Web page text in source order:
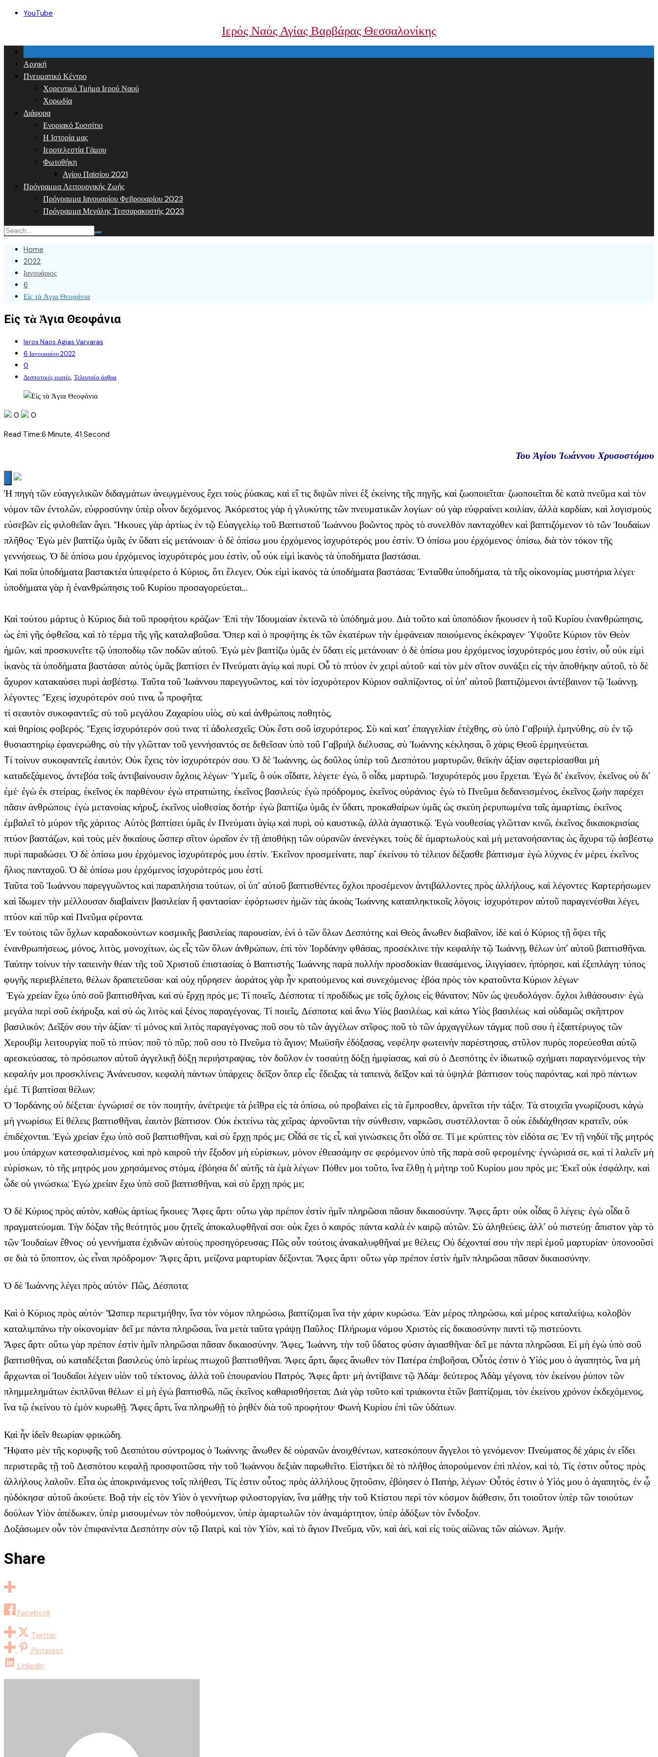
Skip
YouTube
Ιερός Ναός Αγίας Βαρβάρας Θεσσαλονίκης
Αρχική
Πνευματικό Κέντρο
Χορευτικό Τμήμα Ιερού Ναού
Χορωδία
Διάφορα
Ενοριακό Συσσίτιο
Η Ιστορία μας
Ιεροτελεστία Γάμου
Φωτοθήκη
Αγίου Παϊσίου 2021
Πρόγραμμα Λειτουργικής Ζωής
Πρόγραμμα Ιανουαρίου Φεβρουαρίου 2023
Πρόγραμμα Μεγάλης Τεσσαρακοστής 2023
Home
2022
Ιανουάριος
6
Εἰς τὰ Ἁγια Θεοφάνια
Εἰς τὰ Ἁγια Θεοφάνια
Ieros Naos Agias Varvaras
6 Ιανουαρίου 2022
0
Δεσποτικές εορτές, Τελευταία άρθρα
0
0
Read Time:6 Minute, 41 Second
Του Ἁγίου Ἰωάννου Χρυσοστόμου
Ἡ πηγὴ τῶν εὐαγγελικῶν διδαγμάτων ἀνεῳγμένους ἔχει τοὺς ῥύακας, καὶ εἴ τις διψῶν πίνει ἐξ ἐκείνης τῆς πηγῆς, καὶ ζωοποιεῖται· ζωοποιεῖται δὲ κατὰ πνεῦμα καὶ τὸν
νόμον τῶν ἐντολῶν, εὐφροσύνην ὑπὲρ οἶνον δεχόμενος. Ἀκόρεστος γὰρ ἡ γλυκύτης τῶν πνευματικῶν λογίων· οὐ γὰρ εὐφραίνει κοιλίαν, ἀλλὰ καρδίαν, καὶ λογισμοὺς
εὐσεβῶν εἰς φιλοθεΐαν ἄγει. Ἤκουες γὰρ ἀρτίως ἐν τῷ Εὐαγγελίῳ τοῦ Βαπτιστοῦ Ἰωάννου βοῶντος πρὸς τὸ συνελθὸν πανταχόθεν καὶ βαπτιζόμενον τὸ τῶν Ἰουδαίων
πλῆθος· Ἐγὼ μὲν βαπτίζω ὑμᾶς ἐν ὕδατι εἰς μετάνοιαν· ὁ δὲ ὀπίσω μου ἐρχόμενος ἰσχυρότερός μου ἐστίν. Ὁ ὀπίσω μου ἐρχόμενος· ὀπίσω, διὰ τὸν τόκον τῆς
γεννήσεως. Ὁ δὲ ὀπίσω μου ἐρχόμενος ἰσχυρότερός μου ἐστὶν, οὗ οὐκ εἰμὶ ἱκανὸς τὰ ὑποδήματα βαστάσαι.
Καὶ ποῖα ὑποδήματα βαστακτέα ὑπεφέρετο ὁ Κύριος, ὅτι ἔλεγεν, Οὐκ εἰμὶ ἱκανὸς τὰ ὑποδήματα βαστάσαι; Ἐνταῦθα ὑποδήματα, τὰ τῆς οἰκονομίας μυστήρια λέγει·
ὑποδήματα γὰρ ἡ ἐνανθρώπησις τοῦ Κυρίου προσαγορεύεται…
Καὶ τούτου μάρτυς ὁ Κύριος διὰ τοῦ προφήτου κράζων· Ἐπὶ τὴν Ἰδουμαίαν ἐκτενῶ τὸ ὑπόδημά μου. Διὰ τοῦτο καὶ ὑποπόδιον ἤκουσεν ἡ τοῦ Κυρίου ἐνανθρώπησις,
ὡς ἐπὶ γῆς ὀφθεῖσα, καὶ τὸ τέρμα τῆς γῆς καταλαβοῦσα. Ὅπερ καὶ ὁ προφήτης ἐκ τῶν ἑκατέρων τὴν ἐμφάνειαν ποιούμενος ἐκέκραγεν· Ὑψοῦτε Κύριον τὸν Θεὸν
ἡμῶν, καὶ προσκυνεῖτε τῷ ὑποποδίῳ τῶν ποδῶν αὐτοῦ. Ἐγὼ μὲν βαπτίζω ὑμᾶς ἐν ὕδατι εἰς μετάνοιαν· ὁ δὲ ὀπίσω μου ἐρχόμενος ἰσχυρότερός μου ἐστὶν, οὗ οὐκ εἰμὶ
ἱκανὸς τὰ ὑποδήματα βαστάσαι· αὐτὸς ὑμᾶς βαπτίσει ἐν Πνεύματι ἁγίῳ καὶ πυρί. Οὗ τὸ πτύον ἐν χειρὶ αὐτοῦ· καὶ τὸν μὲν σῖτον συνάξει εἰς τὴν ἀποθήκην αὐτοῦ, τὸ δὲ
ἄχυρον κατακαύσει πυρὶ ἀσβέστῳ. Ταῦτα τοῦ Ἰωάννου παρεγγυῶντος, καὶ τὸν ἰσχυρότερον Κύριον σαλπίζοντος, οἱ ὑπ’ αὐτοῦ βαπτιζόμενοι ἀντέβαινον τῷ Ἰωάννῃ,
λέγοντες· Ἔχεις ἰσχυρότερόν σού τινα, ὦ προφῆτα;
τί σεαυτὸν συκοφαντεῖς; σὺ τοῦ μεγάλου Ζαχαρίου υἱὸς, σὺ καὶ ἀνθρώποις ποθητὸς,
καὶ θηρίοις φοβερός. Ἔχεις ἰσχυρότερόν σού τινα; τί ἀδολεσχεῖς; Οὐκ ἔστι σοῦ ἰσχυρότερος. Σὺ καὶ κατ’ ἐπαγγελίαν ἐτέχθης, σὺ ὑπὸ Γαβριὴλ ἐμηνύθης, σὺ ἐν τῷ
θυσιαστηρίῳ ἐφανερώθης, σὺ τὴν γλῶτταν τοῦ γεννήσαντός σε δεθεῖσαν ὑπὸ τοῦ Γαβριὴλ διέλυσας, σὺ Ἰωάννης κέκλησαι, ὃ χάρις Θεοῦ ἑρμηνεύεται.
Tί τοίνυν συκοφαντεῖς ἑαυτόν; Οὐκ ἔχεις τὸν ἰσχυρότερόν σου. Ὁ δὲ Ἰωάννης, ὡς δοῦλος ὑπὲρ τοῦ Δεσπότου μαρτυρῶν, θεϊκὴν ἀξίαν σφετερίσασθαι μὴ
καταδεξάμενος, ἀντεβόα τοῖς ἀντιβαίνουσιν ὄχλοις λέγων· Ὑμεῖς, ὃ οὐκ οἴδατε, λέγετε· ἐγὼ, ὃ οἶδα, μαρτυρῶ. Ἰσχυρότερός μου ἔρχεται. Ἐγὼ δι’ ἐκεῖνον, ἐκεῖνος οὐ δι’
ἐμέ· ἐγὼ ἐκ στείρας, ἐκεῖνος ἐκ παρθένου· ἐγὼ στρατιώτης, ἐκεῖνος βασιλεύς· ἐγὼ πρόδρομος, ἐκεῖνος οὐράνιος· ἐγὼ τὸ Πνεῦμα δεδανεισμένος, ἐκεῖνος ζωὴν παρέχει
πᾶσιν ἀνθρώποις· ἐγὼ μετανοίας κήρυξ, ἐκεῖνος υἱοθεσίας δοτήρ· ἐγὼ βαπτίζω ὑμᾶς ἐν ὕδατι, προκαθαίρων ὑμᾶς ὡς σκεύη ῥερυπωμένα ταῖς ἁμαρτίαις, ἐκεῖνος
ἐμβαλεῖ τὸ μύρον τῆς χάριτος· Αὐτὸς βαπτίσει ὑμᾶς ἐν Πνεύματι ἁγίῳ καὶ πυρὶ, οὐ καυστικῷ, ἀλλὰ ἁγιαστικῷ. Ἐγὼ νουθεσίας γλῶτταν κινῶ, ἐκεῖνος δικαιοκρισίας
πτύον βαστάζων, καὶ τοὺς μὲν δικαίους ὥσπερ σῖτον ὡραῖον ἐν τῇ ἀποθήκῃ τῶν οὐρανῶν ἀνενέγκει, τοὺς δὲ ἁμαρτωλοὺς καὶ μὴ μετανοήσαντας ὡς ἄχυρα τῷ ἀσβέστῳ
πυρὶ παραδώσει. Ὁ δὲ ὀπίσω μου ἐρχόμενος ἰσχυρότερός μου ἐστίν. Ἐκεῖνον προσμείνατε, παρ’ ἐκείνου τὸ τέλειον δέξασθε βάπτισμα· ἐγὼ λύχνος ἐν μέρει, ἐκεῖνος
ἥλιος πανταχοῦ. Ὁ δὲ ὀπίσω μου ἐρχόμενος ἰσχυρότερός μου ἐστί.
Ταῦτα τοῦ Ἰωάννου παρεγγυῶντος καὶ παραπλήσια τούτων, οἱ ὑπ’ αὐτοῦ βαπτισθέντες ὄχλοι προσέμενον ἀντιβάλλοντες πρὸς ἀλλήλους, καὶ λέγοντες· Καρτερήσωμεν
καὶ ἴδωμεν τὴν μέλλουσαν διαβαίνειν βασιλείαν ἢ φαντασίαν· ἐφόρτωσεν ἡμῶν τὰς ἀκοὰς Ἰωάννης καταπληκτικοῖς λόγοις· ἰσχυρότερον αὐτοῦ παραγενέσθαι λέγει,
πτύον καὶ πῦρ καὶ Πνεῦμα φέροντα.
Ἐν τούτοις τῶν ὄχλων καραδοκούντων κοσμικῆς βασιλείας παρουσίαν, ἑνὶ ὁ τῶν ὅλων Δεσπότης καὶ Θεὸς ἄνωθεν διαβαῖνον, ἰδὲ καὶ ὁ Κύριος τῇ ὄψει τῆς
ἐνανθρωπήσεως, μόνος, λιτὸς, μονοχίτων, ὡς εἷς τῶν ὅλων ἀνθρώπων, ἐπὶ τὸν Ἰορδάνην φθάσας, προσέκλινε τὴν κεφαλὴν τῷ Ἰωάννῃ, θέλων ὑπ’ αὐτοῦ βαπτισθῆναι.
Ταύτην τοίνυν τὴν ταπεινὴν θέαν τῆς τοῦ Χριστοῦ ἐπιστασίας ὁ Βαπτιστὴς Ἰωάννης παρὰ πολλὴν προσδοκίαν θεασάμενος, ἰλιγγίασεν, ἠπόρησε, καὶ ἐξεπλάγη· τόπος
φυγῆς περιεβλέπετο, θέλων δραπετεῦσαι· καὶ οὐχ ηὕρησεν· ἀοράτος γὰρ ἦν κρατούμενος καὶ συνεχόμενος· ἐβόα πρὸς τὸν κρατοῦντα Κύριον λέγων·
Ἐγὼ χρείαν ἔχω ὑπὸ σοῦ βαπτισθῆναι, καὶ σὺ ἔρχῃ πρός με; Τί ποιεῖς, Δέσποτα; τί προδίδως με τοῖς ὄχλοις εἰς θάνατον; Νῦν ὡς ψευδολόγον. ὄχλοι λιθάσουσιν· ἐγὼ
μεγάλα περὶ σοῦ ἐκήρυξα, καὶ σὺ ὡς λιτὸς καὶ ξένος παραγέγονας. Τί ποιεῖς, Δέσποτα; καὶ ἄνω Υἱὸς βασιλέως, καὶ κάτω Υἱὸς βασιλέως· καὶ οὐδαμῶς σκῆπτρον
βασιλικόν; Δεῖξόν σου τὴν ἀξίαν· τί μόνος καὶ λιτὸς παραγέγονας; ποῦ σου τὸ τῶν ἀγγέλων στῖφος; ποῦ τὸ τῶν ἀρχαγγέλων τάγμα; ποῦ σου ἡ ἑξαπτέρυγος τῶν
Χερουβὶμ λειτουργία; ποῦ τὸ πτύον; ποῦ τὸ πῦρ; ποῦ σου τὸ Πνεῦμα τὸ ἅγιον; Μωϋσῆν ἐδόξασας, νεφέλην φωτεινὴν παρέστησας, στῦλον πυρὸς πορεύεσθαι αὐτῷ
αρεσκεύασας, τὸ πρόσωπον αὐτοῦ ἀγγελικῇ δόξῃ περιήστραψας, τὸν δοῦλον ἐν τοσαύτῃ δόξῃ ἠμφίασας, καὶ σὺ ὁ Δεσπότης ἐν ἰδιωτικῷ σχήματι παραγενόμενος τὴν
κεφαλήν μοι προσκλίνεις; Ἀνάνευσον, κεφαλὴ πάντων ὑπάρχεις· δεῖξον ὅπερ εἶς· ἔδειξας τὰ ταπεινὰ, δεῖξον καὶ τὰ ὑψηλά· βάπτισον τοὺς παρόντας, καὶ πρὸ πάντων
ἐμέ. Τί βαπτίσαι θέλων;
Ὁ Ἰορδάνης οὐ δέξεται· ἐγνώρισέ σε τὸν ποιητὴν, ἀνέτρεψε τὰ ῥεῖθρα εἰς τὰ ὀπίσω, οὐ προβαίνει εἰς τὰ ἔμπροσθεν, ἀρνεῖται τὴν τάξιν. Τὰ στοιχεῖα γνωρίζουσι, κἀγὼ
μὴ γνωρίσω; Εἰ θέλεις βαπτισθῆναι, ἑαυτὸν βάπτισον. Οὐκ ἐκτείνω τὰς χεῖρας· ἀρνοῦνται τὴν σύνθεσιν, ναρκῶσι, συστέλλονται· ὃ οὐκ ἐδιδάχθησαν κρατεῖν, οὐκ
ἐπιδέχονται. Ἐγὼ χρείαν ἔχω ὑπὸ σοῦ βαπτισθῆναι, καὶ σὺ ἔρχῃ πρός με; Οἶδά σε τίς εἶ, καὶ γινώσκεις ὅτι οἶδά σε. Τί με κρύπτεις τὸν εἰδότα σε; Ἐν τῇ νηδύϊ τῆς μητρός
μου ὑπάρχων κατεσφαλισμένος, καὶ πρὸ καιροῦ τὴν ἔξοδον μὴ εὑρίσκων, μόνον ἐθεασάμην σε φερόμενον ὑπὸ τῆς παρὰ σοῦ φερομένης· ἐγνώρισά σε, καὶ τί λαλεῖν μὴ
εὑρίσκων, τὸ τῆς μητρός μου χρησάμενος στόμα, ἐβόησα δι’ αὐτῆς τὰ ἐμὰ λέγων· Πόθεν μοι τοῦτο, ἵνα ἔλθῃ ἡ μήτηρ τοῦ Κυρίου μου πρός με; Ἐκεῖ οὐκ ἐσφάλην, καὶ
ὧδε οὐ γινώσκω; Ἐγὼ χρείαν ἔχω ὑπὸ σοῦ βαπτισθῆναι, καὶ σὺ ἔρχῃ πρός με;
Ὁ δὲ Κύριος πρὸς αὐτὸν, καθὼς ἀρτίως ἤκουες· Ἄφες ἄρτι· οὕτω γὰρ πρέπον ἐστὶν ἡμῖν πληρῶσαι πᾶσαν δικαιοσύνην. Ἄφες ἄρτι· οὐκ οἶδας ὃ λέγεις· ἐγὼ οἶδα ὃ
πραγματεύομαι. Τὴν δόξαν τῆς θεότητός μου ζητεῖς ἀποκαλυφθῆναί σοι· οὐκ ἔχει ὁ καιρός· πάντα καλὰ ἐν καιρῷ αὐτῶν. Σὺ ἀληθεύεις, ἀλλ’ οὐ πιστεύῃ· ἄπιστον γὰρ τὸ
τῶν Ἰουδαίων ἔθνος· οὐ γεννήματα ἐχιδνῶν αὐτοὺς προσηγόρευσας; Πῶς οὖν τούτοις ἀνακαλυφθῆναί με θέλεις; Οὐ δέχονταί σου τὴν περὶ ἐμοῦ μαρτυρίαν· ὑπονοοῦσί
σε διὰ τὸ ὕποπτον, ὡς εἶναι πρόδρομον· Ἄφες ἄρτι, μείζονα μαρτυρίαν δέξονται. Ἄφες ἄρτι· οὕτω γὰρ πρέπον ἐστὶν ἡμῖν πληρῶσαι πᾶσαν δικαιοσύνην.
Ὁ δὲ Ἰωάννης λέγει πρὸς αὐτόν· Πῶς, Δέσποτα;
Καὶ ὁ Κύριος πρὸς αὐτόν· Ὥσπερ περιετμήθην, ἵνα τὸν νόμον πληρώσω, βαπτίζομαι ἵνα τὴν χάριν κυρώσω. Ἐὰν μέρος πληρώσω, καὶ μέρος καταλείψω, κολοβὸν
καταλιμπάνω τὴν οἰκονομίαν· δεῖ με πάντα πληρῶσαι, ἵνα μετὰ ταῦτα γράψῃ Παῦλος· Πλήρωμα νόμου Χριστὸς εἰς δικαιοσύνην παντὶ τῷ πιστεύοντι.
Ἄφες ἄρτι· οὕτω γὰρ πρέπον ἐστὶν ἡμῖν πληρῶσαι πᾶσαν δικαιοσύνην. Ἄφες, Ἰωάννη, τὴν τοῦ ὕδατος φύσιν ἁγιασθῆναι· δεῖ με πάντα πληρῶσαι. Εἰ μὴ ἐγὼ ὑπὸ σοῦ
βαπτισθῆναι, οὐ καταδέξεται βασιλεὺς ὑπὸ ἱερέως πτωχοῦ βαπτισθῆναι. Ἄφες ἄρτι, ἄφες ἄνωθεν τὸν Πατέρα ἐπιβοῆσαι, Οὗτός ἐστιν ὁ Υἱός μου ὁ ἀγαπητὸς, ἵνα μὴ
ἄρχωνται οἱ Ἰουδαῖοι λέγειν υἱὸν τοῦ τέκτονος, ἀλλὰ τοῦ ἐπουρανίου Πατρός. Ἄφες ἄρτι· μὴ ἀντίβαινε τῷ Ἀδάμ· δεύτερος Ἀδὰμ γέγονα, τὸν ἐκείνου ῥύπον τῶν
πλημμελημάτων ἐκπλῦναι θέλων· εἰ μὴ ἐγὼ βαπτισθῶ, πῶς ἐκεῖνος καθαρισθήσεται; Διὰ γὰρ τοῦτο καὶ τριάκοντα ἐτῶν βαπτίζομαι, τὸν ἐκείνου χρόνον ἐκδεχόμενος,
ἵνα τῷ ἐκείνου τὸ ἐμὸν κυρωθῇ. Ἄφες ἄρτι, ἵνα πληρωθῇ τὸ ῥηθὲν διὰ τοῦ προφήτου· Φωνὴ Κυρίου ἐπὶ τῶν ὑδάτων.
Καὶ ἦν ἰδεῖν θεωρίαν φρικώδη.
Ἥψατο μὲν τῆς κορυφῆς τοῦ Δεσπότου σύντρομος ὁ Ἰωάννης· ἄνωθεν δὲ οὐρανῶν ἀνοιχθέντων, κατεσκόπουν ἄγγελοι τὸ γενόμενον· Πνεύματος δὲ χάρις ἐν εἴδει
περιστερᾶς τῇ τοῦ Δεσπότου κεφαλῇ προσφοιτῶσα, τὴν τοῦ Ἰωάννου δεξιὰν παρωθεῖτο. Εἱστήκει δὲ τὸ πλῆθος ἀπορούμενον ἐπὶ πλέον, καὶ τὸ, Τίς ἐστιν οὗτος; πρὸς
ἀλλήλους λαλοῦν. Εἶτα ὡς ἀποκρινάμενος τοῖς πλήθεσι, Τίς ἐστιν οὗτος; πρὸς ἀλλήλους ζητοῦσιν, ἐβόησεν ὁ Πατὴρ, λέγων· Οὗτός ἐστιν ὁ Υἱός μου ὁ ἀγαπητὸς, ἐν ᾧ
ηὐδόκησα· αὐτοῦ ἀκούετε. Βοᾷ τὴν εἰς τὸν Υἱὸν ὁ γεννήτωρ φιλοστοργίαν, ἵνα μάθῃς τὴν τοῦ Κτίστου περὶ τὸν κόσμον διάθεσιν, ὅτι τοιοῦτον ὑπὲρ τῶν τοιούτων
δούλων Υἱὸν ἀπέδωκεν, ὑπὲρ μισουμένων τὸν ποθούμενον, ὑπὲρ ἁμαρτωλῶν τὸν ἀναμάρτητον, ὑπὲρ ἀδόξων τὸν ἔνδοξον.
Δοξάσωμεν οὖν τὸν ἐπιφανέντα Δεσπότην σὺν τῷ Πατρὶ, καὶ τὸν Υἱὸν, καὶ τὸ ἅγιον Πνεῦμα, νῦν, καὶ ἀεὶ, καὶ εἰς τοὺς αἰῶνας τῶν αἰώνων. Ἀμήν.
Share
Facebook
Twitter
Pinterest
LinkedIn